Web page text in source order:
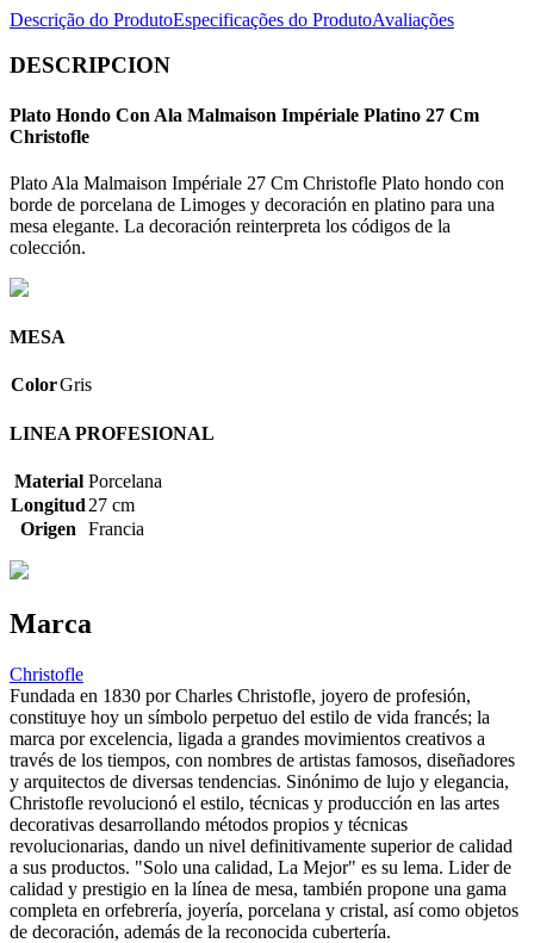
Descrição do ProdutoEspecificações do ProdutoAvaliações
DESCRIPCION
Plato Hondo Con Ala Malmaison Impériale Platino 27 Cm
Christofle
Plato Ala Malmaison Impériale 27 Cm Christofle Plato hondo con
borde de porcelana de Limoges y decoración en platino para una
mesa elegante. La decoración reinterpreta los códigos de la
colección.
MESA
ColorGris
LINEA PROFESIONAL
Material Porcelana
Longitud 27 cm
Origen
Francia
Marca
Christofle
Fundada en 1830 por Charles Christofle, joyero de profesión,
constituye hoy un símbolo perpetuo del estilo de vida francés; la
marca por excelencia, ligada a grandes movimientos creativos a
través de los tiempos, con nombres de artistas famosos, diseñadores
y arquitectos de diversas tendencias. Sinónimo de lujo y elegancia,
Christofle revolucionó el estilo, técnicas y producción en las artes
decorativas desarrollando métodos propios y técnicas
revolucionarias, dando un nivel definitivamente superior de calidad
a sus productos. "Solo una calidad, La Mejor" es su lema. Lider de
calidad y prestigio en la línea de mesa, también propone una gama
completa en orfebrería, joyería, porcelana y cristal, así como objetos
de decoración, además de la reconocida cubertería.